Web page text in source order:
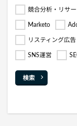
競合分析・リサー
Marketo
リスティング広告
SNS運営
検索